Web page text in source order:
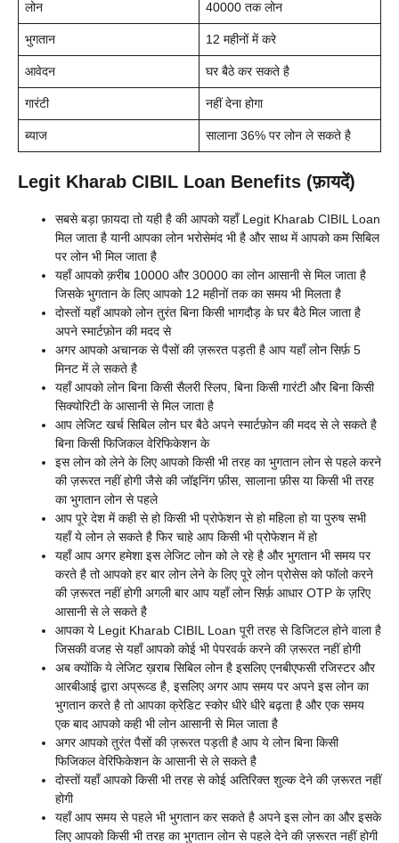
लोन 40000 तक लोन
भुगतान 12 महीनों में करे
आवेदन घर बैठे कर सकते है
गारंटी नहीं देना होगा
ब्याज सालाना 36% पर लोन ले सकते है
Legit Kharab CIBIL Loan Benefits (फ़ायदें)
सबसे बड़ा फ़ायदा तो यही है की आपको यहाँ Legit Kharab CIBIL Loan
मिल जाता है यानी आपका लोन भरोसेमंद भी है और साथ में आपको कम सिबिल
पर लोन भी मिल जाता है
यहाँ आपको क़रीब 10000 और 30000 का लोन आसानी से मिल जाता है
जिसके भुगतान के लिए आपको 12 महीनों तक का समय भी मिलता है
दोस्तों यहाँ आपको लोन तुरंत बिना किसी भागदौड़ के घर बैठे मिल जाता है
अपने स्मार्टफ़ोन की मदद से
अगर आपको अचानक से पैसों की ज़रूरत पड़ती है आप यहाँ लोन सिर्फ़ 5
मिनट में ले सकते है
यहाँ आपको लोन बिना किसी सैलरी स्लिप, बिना किसी गारंटी और बिना किसी
सिक्योरिटी के आसानी से मिल जाता है
आप लेजिट खर्च सिबिल लोन घर बैठे अपने स्मार्टफ़ोन की मदद से ले सकते है
बिना किसी फिजिकल वेरिफिकेशन के
इस लोन को लेने के लिए आपको किसी भी तरह का भुगतान लोन से पहले करने
की ज़रूरत नहीं होगी जैसे की जॉइनिंग फ़ीस, सालाना फ़ीस या किसी भी तरह
का भुगतान लोन से पहले
आप पूरे देश में कही से हो किसी भी प्रोफेशन से हो महिला हो या पुरुष सभी
यहाँ ये लोन ले सकते है फिर चाहे आप किसी भी प्रोफेशन में हो
यहाँ आप अगर हमेशा इस लेजिट लोन को ले रहे है और भुगतान भी समय पर
करते है तो आपको हर बार लोन लेने के लिए पूरे लोन प्रोसेस को फॉलो करने
की ज़रूरत नहीं होगी अगली बार आप यहाँ लोन सिर्फ़ आधार OTP के ज़रिए
आसानी से ले सकते है
आपका ये Legit Kharab CIBIL Loan पूरी तरह से डिजिटल होने वाला है
जिसकी वजह से यहाँ आपको कोई भी पेपरवर्क करने की ज़रूरत नहीं होगी
अब क्योंकि ये लेजिट ख़राब सिबिल लोन है इसलिए एनबीएफसी रजिस्टर और
आरबीआई द्वारा अप्रूव्ड है, इसलिए अगर आप समय पर अपने इस लोन का
भुगतान करते है तो आपका क्रेडिट स्कोर धीरे धीरे बढ़ता है और एक समय
एक बाद आपको कही भी लोन आसानी से मिल जाता है
अगर आपको तुरंत पैसों की ज़रूरत पड़ती है आप ये लोन बिना किसी
फिजिकल वेरिफिकेशन के आसानी से ले सकते है
दोस्तों यहाँ आपको किसी भी तरह से कोई अतिरिक्त शुल्क देने की ज़रूरत नहीं
होगी
यहाँ आप समय से पहले भी भुगतान कर सकते है अपने इस लोन का और इसके
लिए आपको किसी भी तरह का भुगतान लोन से पहले देने की ज़रूरत नहीं होगी